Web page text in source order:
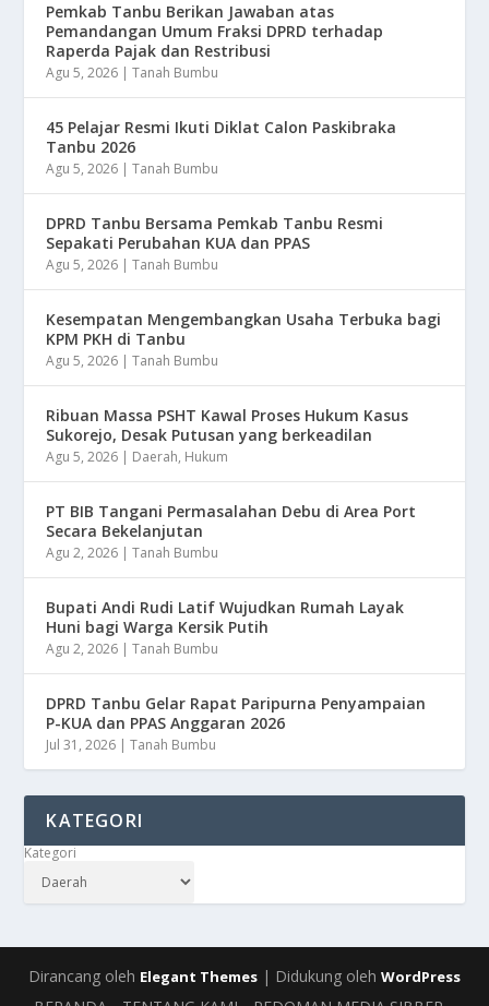
Pemkab Tanbu Berikan Jawaban atas
Pemandangan Umum Fraksi DPRD terhadap
Raperda Pajak dan Restribusi
Agu 5, 2026 |Tanah Bumbu
45 Pelajar Resmi Ikuti Diklat Calon Paskibraka
Tanbu 2026
Agu 5, 2026 |Tanah Bumbu
DPRD Tanbu Bersama Pemkab Tanbu Resmi
Sepakati Perubahan KUA dan PPAS
Agu 5, 2026 |Tanah Bumbu
Kesempatan Mengembangkan Usaha Terbuka bagi
KPM PKH di Tanbu
Agu 5, 2026 |Tanah Bumbu
Ribuan Massa PSHT Kawal Proses Hukum Kasus
Sukorejo, Desak Putusan yang berkeadilan
Agu 5, 2026 | Daerah, Hukum
PT BIB Tangani Permasalahan Debu di Area Port
Secara Bekelanjutan
Agu 2, 2026 |Tanah Bumbu
Bupati Andi Rudi Latif Wujudkan Rumah Layak
Huni bagi Warga Kersik Putih
Agu 2, 2026 |Tanah Bumbu
DPRD Tanbu Gelar Rapat Paripurna Penyampaian
P-KUA dan PPAS Anggaran 2026
Jul 31, 2026 |Tanah Bumbu
KATEGORI
Kategori
Dirancang oleh Elegant Themes | Didukung oleh WordPress